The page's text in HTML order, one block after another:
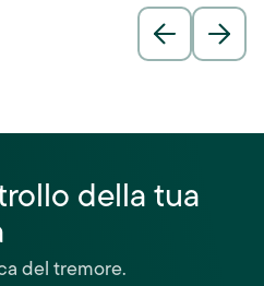
della tua
del tremore.